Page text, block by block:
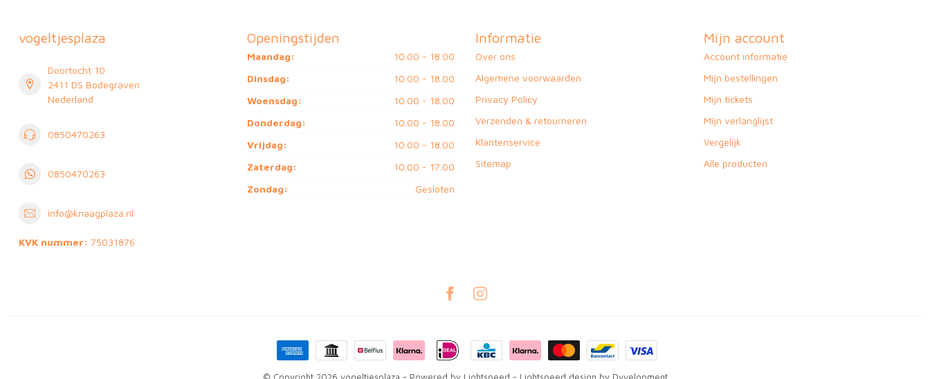
vogeltjesplaza
Doortocht 10
2411 DS Bodegraven
Nederland
0850470263
0850470263
info@knaagplaza.nl
KVK nummer: 75031876
Openingstijden
Maandag:
10.00 - 18.00
Dinsdag:
10.00 - 18.00
Woensdag:
10.00 - 18.00
Donderdag:
10.00 - 18.00
Vrijdag:
10.00 - 18.00
Zaterdag:
10.00 - 17.00
Zondag:
Gesloten
Informatie
Over ons
Algemene voorwaarden
Privacy Policy
Verzenden & retourneren
Klantenservice
Sitemap
Mijn account
Account informatie
Mijn bestellingen
Mijn tickets
Mijn verlanglijst
Vergelijk
Alle producten